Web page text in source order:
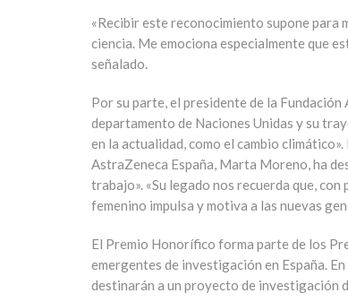
«Recibir este reconocimiento supone para
ciencia. Me emociona especialmente que
señalado.
Por su parte, el presidente de la Fundación
departamento de Naciones Unidas y su
en la actualidad, como el cambio
AstraZeneca España, Marta Moreno, ha
trabajo». «Su legado nos recuerda que,
femenino impulsa y motiva a las nuevas
El Premio Honorífico forma parte de los
emergentes de investigación en España.
destinarán a un proyecto de investigación